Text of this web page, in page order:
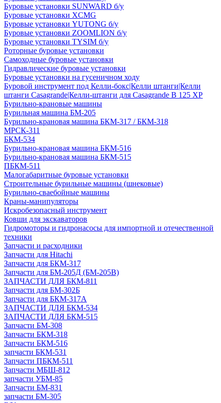
Буровые установки SUNWARD б/у
Буровые установки XCMG
Буровые установки YUTONG б/у
Буровые установки ZOOMLION б/у
Буровые установки TYSIM б/у
Роторные буровые установки
Самоходные буровые установки
Гидравлические буровые установки
Буровые установки на гусеничном ходу
Буровой инструмент под Келли-бокс|Келли штанги|Келли
штанги Casagrande|Келли-штанги для Casagrande B 125 XP
Бурильно-крановые машины
Бурильная машина БМ-205
Бурильно-крановая машина БКМ-317 / БКМ-318
МРСК-311
БКМ-534
Бурильно-крановая машина БКМ-516
Бурильно-крановая машина БКМ-515
ПБКМ-511
Малогабаритные буровые установки
Строительные бурильные машины (шнековые)
Бурильно-сваебойные машины
Краны-манипуляторы
Искробезопасный инструмент
Ковши для экскаваторов
Гидромоторы и гидронасосы для импортной и отечественной
техники
Запчасти и расходники
Запчасти для Hitachi
Запчасти для БКМ-317
Запчасти для БМ-205Д (БМ-205В)
ЗАПЧАСТИ ДЛЯ БКМ-811
Запчасти для БМ-302Б
Запчасти для БКМ-317А
ЗАПЧАСТИ ДЛЯ БКМ-534
ЗАПЧАСТИ ДЛЯ БКМ-515
Запчасти БМ-308
Запчасти БКМ-318
Запчасти БКМ-516
запчасти БКМ-531
Запчасти ПБКМ-511
Запчасти МБШ-812
запчасти УБМ-85
Запчасти БМ-831
запчасти БМ-305